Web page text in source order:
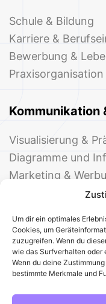
Um dir ein optimales
Cookies, um
zuzugreifen. Wenn du
wie das Surfverhalten oder
Wenn du deine
bestimmte Merkmale und
Schule & Bildung
Karriere &
Bewerbung &
Kommunikation
Visualisierung &
Diagramme und
Marketing &
Events &
© 2025
Alle